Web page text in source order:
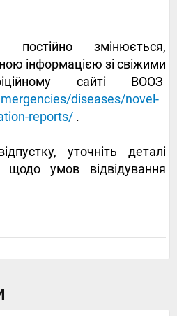
постійно змінюється,
інформацією зі свіжими
сайті ВООЗ
diseases/novel-
reports/ .
уточніть деталі
умов відвідування